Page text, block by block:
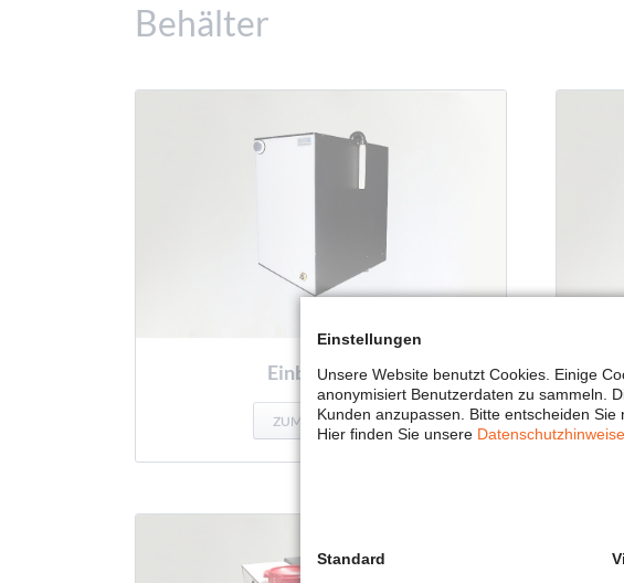
Behälter
Einbautanks
ZUM PRODUKT
Einstellungen
Unsere Website benutzt Cookies. Einige
anonymisiert Benutzerdaten zu sammeln.
Kunden anzupassen. Bitte entscheiden
Hier finden Sie unsere Datenschutzhinweise
Standard